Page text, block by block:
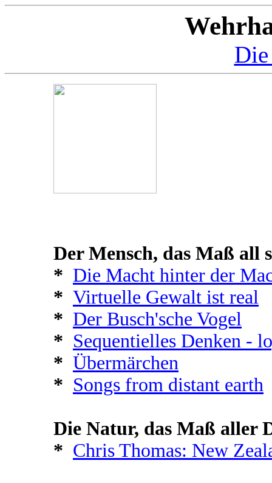
Der Mensch, das Maß all
* Die Macht hinter der
* Virtuelle Gewalt ist real
* Der Busch'sche Vogel
* Sequentielles Denken -
* Übermärchen
* Songs from distant earth
Die Natur, das Maß aller
* Chris Thomas: New